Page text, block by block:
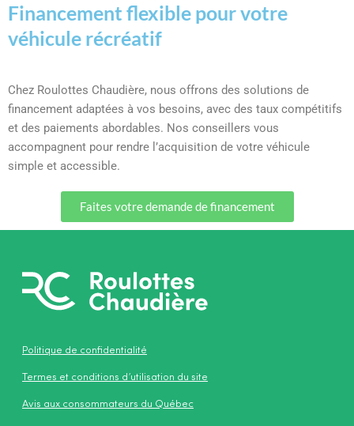
Financement flexible pour votre
véhicule récréatif
Chez Roulottes Chaudière, nous offrons des solutions de
financement adaptées à vos besoins, avec des taux compétitifs
et des paiements abordables. Nos conseillers vous
accompagnent pour rendre l’acquisition de votre véhicule
simple et accessible.
Faites votre demande de financement
Politique de confidentialité
Termes et conditions d’utilisation du site
Avis aux consommateurs du Québec